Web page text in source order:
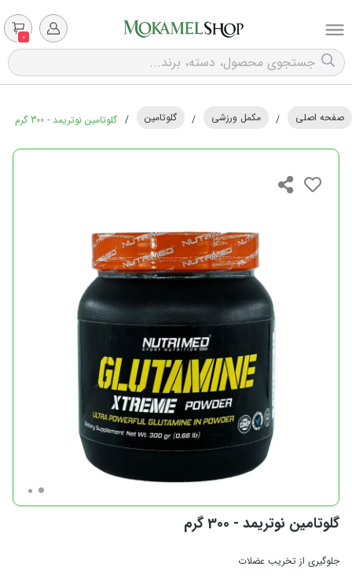
0
صفحه اصلی / مکمل ورزشی / گلوتامین / گلوتامین نوتریمد - 300 گرم
گلوتامین نوتریمد - 300 گرم
جلوگیری از تخریب عضلات